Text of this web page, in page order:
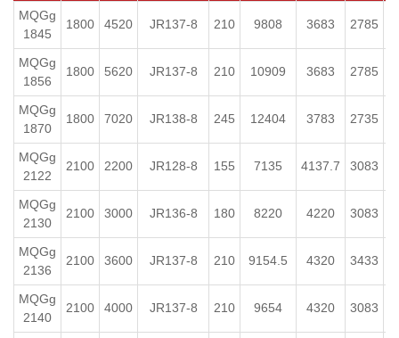
MQGg
1845
1800 4520 JR137-8 210 9808 3683 2785
MQGg
1856
1800 5620 JR137-8 210 10909 3683 2785
MQGg
1870
1800 7020 JR138-8 245 12404 3783 2735
MQGg
2122
2100 2200 JR128-8 155 7135 4137.7 3083
MQGg
2130
2100 3000 JR136-8 180 8220 4220 3083
MQGg
2136
2100 3600 JR137-8 210 9154.5 4320 3433
MQGg
2140
2100 4000 JR137-8 210 9654 4320 3083